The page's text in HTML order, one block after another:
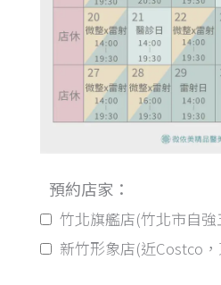
預約店家：
竹北旗艦店(竹北市自強
新竹形象店(近Costco